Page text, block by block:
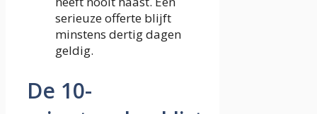
serieuze offerte blijft
minstens dertig dagen
geldig.
De 10-